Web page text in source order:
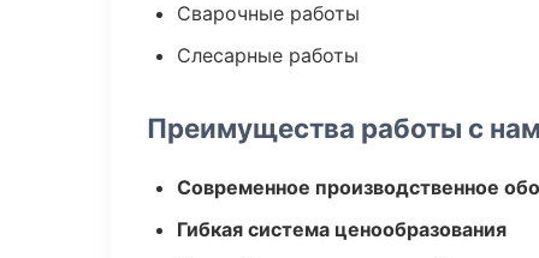
Сварочные работы
Слесарные работы
Преимущества работы с
Современное производственное
Гибкая система ценообразования